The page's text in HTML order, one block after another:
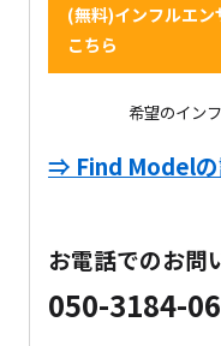
(無料)インフルエ
こちら
希望のイン
⇒ Find Modelの
お電話でのお
050-3184-